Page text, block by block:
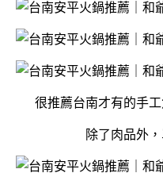
很推薦台南才有的手
除了肉品外